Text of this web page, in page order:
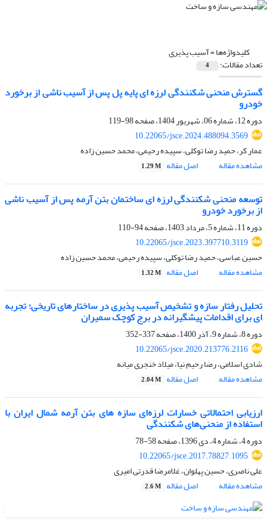
کلیدواژه‌ها =آسیب پذیری
تعداد مقالات: 4
گسترش منحنی شکنندگی لرزه ای پایه‌ پل پس از آسیب ناشی از برخورد
خودرو
دوره 12، شماره 06، شهریور 1404، صفحه
98-119
10.22065/jsce.2024.488094.3569
عمار کر، حمید رضا توکلی، سپیده رحیمی، محمد حسین زاده
مشاهده مقاله
اصل مقاله 1.29 M
توسعه منحنی شکنندگی لرزه ای ساختمان بتن آرمه پس از آسیب ناشی
از برخورد خودرو
دوره 11، شماره 5، مرداد 1403، صفحه
94-110
10.22065/jsce.2023.397710.3119
حسین عباسی، حمید رضا توکلی، سپیده رحیمی، محمد حسین زاده
مشاهده مقاله
اصل مقاله 1.32 M
تحلیل رفتار سازه و تشخیص آسیب پذیری در ساختارهای تاریخی؛ تجربه
ای برای اقدامات پیشگیرانه در برج ‌کوچک سمیران
دوره 8، شماره 9، آذر 1400، صفحه
337-352
10.22065/jsce.2020.213776.2116
شادی اسلامی، رضا رحیم نیا، میلاد خنجری میانه
مشاهده مقاله
اصل مقاله 2.04 M
ارزیابی احتمالاتی خسارات لرزه‌ای سازه های بتن آرمه شمال ایران با
استفاده از منحنی‌های شکنندگی
دوره 4، شماره 4، دی 1396، صفحه
58-78
10.22065/jsce.2017.78827.1095
علی ناصری، حسین پهلوان، غلامرضا قدرتی امیری
مشاهده مقاله
اصل مقاله 2.6 M